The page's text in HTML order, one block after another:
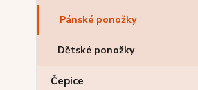
Pánské ponožky
Dětské ponožky
Čepice